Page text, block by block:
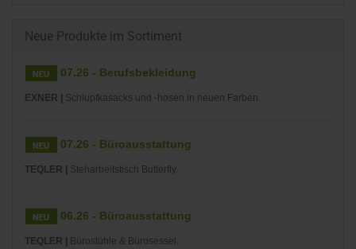
Neue Produkte im Sortiment
07.26 - Berufsbekleidung
EXNER | Schlupfkasacks und -hosen in neuen Farben.
07.26 - Büroausstattung
TEQLER | Steharbeitstisch Butterfly.
06.26 - Büroausstattung
TEQLER | Bürostühle & Bürosessel.